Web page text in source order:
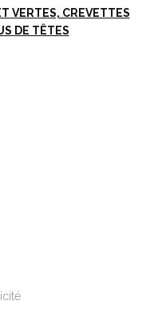
VERTES, CREVETTES
DE TÊTES